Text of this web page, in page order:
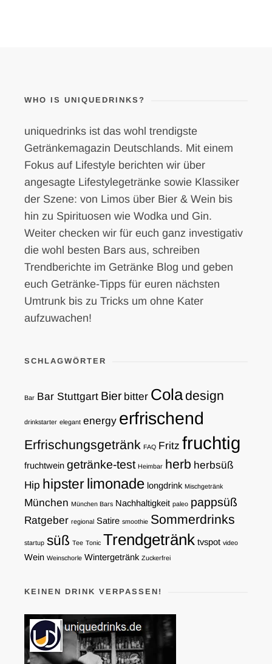
WHO IS UNIQUEDRINKS?
uniquedrinks ist das wohl trendigste
Getränkemagazin Deutschlands. Mit einem
Fokus auf Lifestyle berichten wir über
angesagte Lifestylegetränke sowie Klassiker
der Szene: von Limos über Bier & Wein bis
hin zu Spirituosen wie Wodka und Gin.
Weiter checken wir für euch ganz investigativ
die wohl besten Bars aus, schreiben
Trendberichte im Getränke Blog und geben
euch Getränke-Tipps für euren nächsten
Umtrunk bis zu Tricks um ohne Kater
aufzuwachen!
SCHLAGWÖRTER
Bar Bar Stuttgart Bier bitter Coladesign
drinkstarter elegant energy erfrischend
Erfrischungsgetränk FAQ Fritz fruchtig
fruchtwein getränke-test Heimbar herb herbsüß
Hip hipsterlimonade longdrink Mischgetränk
München München Bars Nachhaltigkeit paleo pappsüß
Ratgeber regional Satire smoothie Sommerdrinks
startup süß Tee Tonic Trendgetränk tvspot video
Wein Weinschorle Wintergetränk Zuckerfrei
KEINEN DRINK VERPASSEN!